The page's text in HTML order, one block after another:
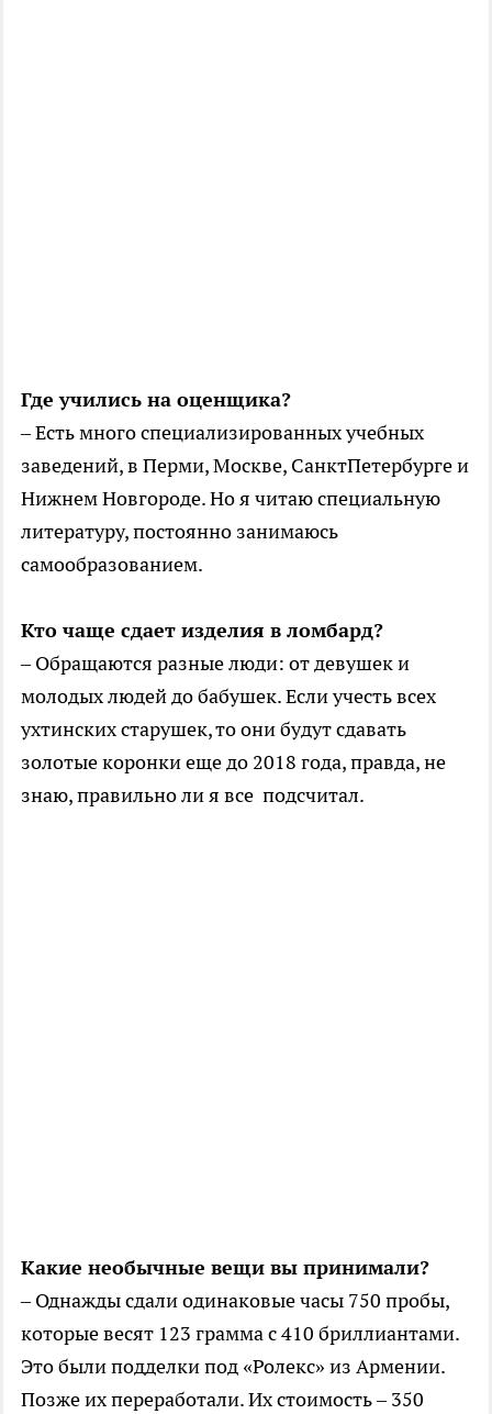
Где учились на оценщика?
– Есть много специализированных учебных
заведений, в Перми, Москве, Санкт­Петербурге и
Нижнем Новгороде. Но я читаю специальную
литературу, постоянно занимаюсь
самообразованием.
Кто чаще сдает изделия в ломбард?
– Обращаются разные люди: от девушек и
молодых людей до бабушек. Если учесть всех
ухтинских старушек, то они будут сдавать
золотые коронки еще до 2018 года, правда, не
знаю, правильно ли я все подсчитал.
Какие необычные вещи вы принимали?
– Однажды сдали одинаковые часы 750 пробы,
которые весят 123 грамма с 410 бриллиантами.
Это были подделки под «Ролекс» из Армении.
Позже их переработали. Их стоимость – 350